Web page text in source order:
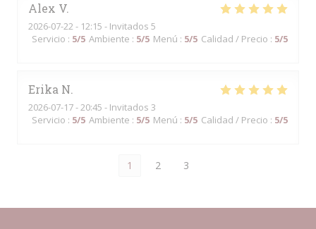
Alex V
2026-07-22 - 12:15 - Invitados 5
Servicio : 5/5 Ambiente : 5/5 Menú : 5/5 Calidad / Precio : 5/5
Erika N
2026-07-17- 20:45 - Invitados 3
Servicio : 5/5 Ambiente : 5/5 Menú : 5/5 Calidad / Precio : 5/5
1 2 3